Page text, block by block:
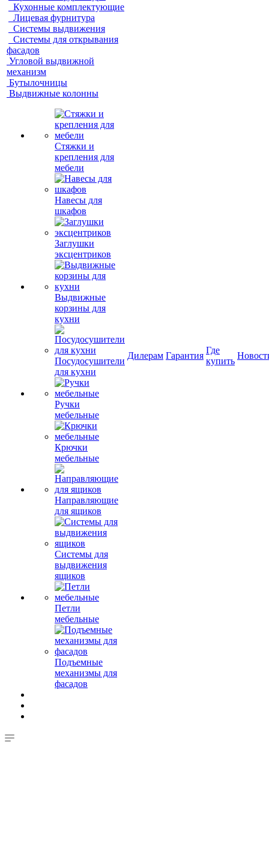
Кухонные комплектующие
Лицевая фурнитура
Системы выдвижения
Системы для открывания
фасадов
Угловой выдвижной
механизм
Бутылочницы
Выдвижные колонны
Стяжки и
крепления для
мебели
Навесы для
шкафов
Заглушки
эксцентриков
Выдвижные
корзины для
кухни
Посудосушители
для кухни
Ручки
мебельные
Крючки
мебельные
Направляющие
для ящиков
Системы для
выдвижения
ящиков
Петли
мебельные
Подъемные
механизмы для
фасадов
Дилерам Гарантия
Где
купить